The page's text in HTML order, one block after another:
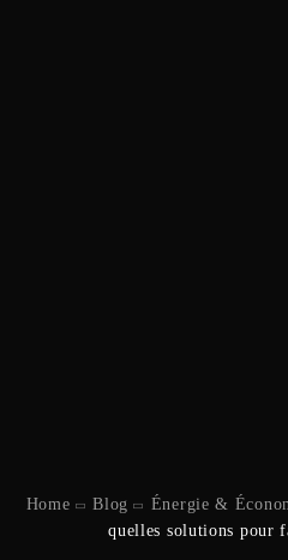
Home Blog Énergie &
quelles solutions pour